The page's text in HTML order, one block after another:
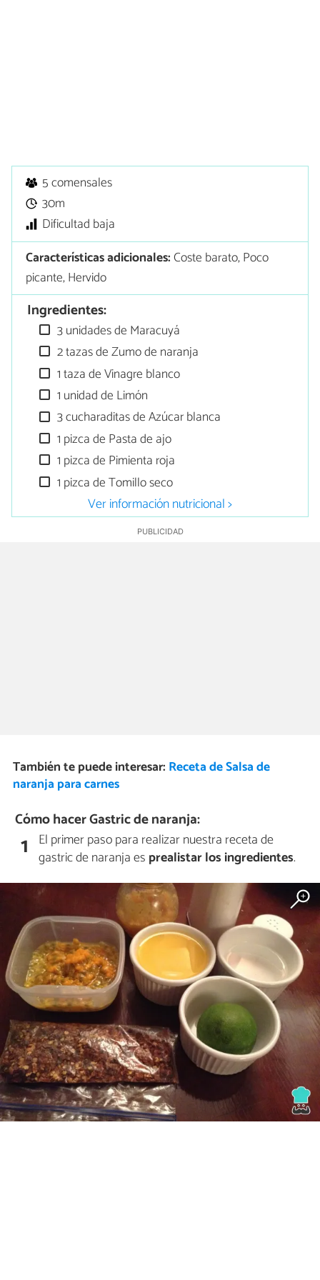
5 comensales
30m
Dificultad baja
Características adicionales:Coste barato, Poco
picante, Hervido
Ingredientes:
3 unidades de Maracuyá
2 tazas de Zumo de naranja
1 taza de Vinagre blanco
1 unidad de Limón
3 cucharaditas de Azúcar blanca
1 pizca de Pasta de ajo
1 pizca de Pimienta roja
1 pizca de Tomillo seco
Ver información nutricional >
También te puede interesar: Receta de Salsa de
naranja para carnes
Cómo hacer Gastric de naranja:
1 El primer paso para realizar nuestra receta de
gastric de naranja es prealistar los ingredientes.